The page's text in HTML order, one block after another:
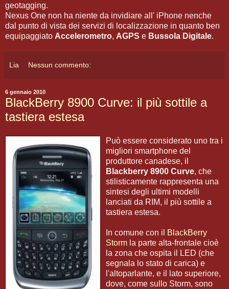
geotagging.
Nexus One non ha niente da invidiare all' iPhone nenche
dal punto di vista dei servizi di localizzazione in quanto ben
equipaggiato Accelerometro, AGPS e Bussola Digitale.
Lia Nessun commento:
6 gennaio 2010
BlackBerry 8900 Curve: il più sottile a
tastiera estesa
Può essere considerato uno tra i
migliori smartphone del
produttore canadese, il
Blackberry 8900 Curve, che
stilisticamente rappresenta una
sintesi degli ultimi modelli
lanciati da RIM, il più sottile a
tastiera estesa.
In comune con il
BlackBerry
Storm la parte alta-frontale cioè
la zona che ospita il LED (che
segnala lo stato di carica) e
l'altoparlante, e il lato superiore,
dove, come sullo Storm, sono